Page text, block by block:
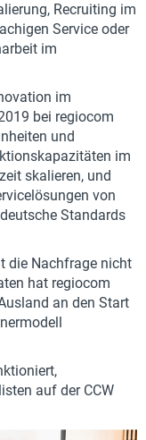
Recruiting im
Service oder
im
im
bei regiocom
und
im
skalieren, und
von
Standards
die Nachfrage nicht
hat regiocom
an den Start
auf der CCW